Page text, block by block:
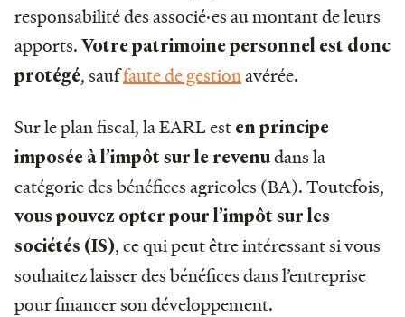
responsabilité des associé·es au montant de leurs
apports. Votre patrimoine personnel est donc
protégé, sauffaute de gestionavérée.
Sur le plan fiscal, la EARL est en principe
imposée à l’impôt sur le revenudans la
catégorie des bénéfices agricoles (BA). Toutefois,
vous pouvez opter pour l’impôt sur les
sociétés (IS), ce qui peut être intéressant si vous
souhaitez laisser des bénéfices dans l’entreprise
pour financer son développement.